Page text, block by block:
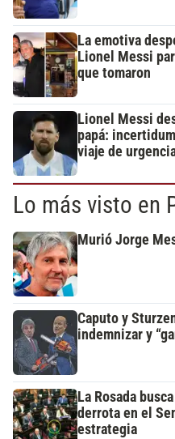
La emotiva
Lionel Messi
que tomaron
Lionel Messi
papá:
viaje de
Lo más visto en
Murió Jorge
Caputo y
indemnizar y
La Rosada
derrota en el
estrategia